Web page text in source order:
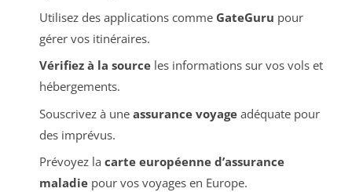
Utilisez des applications comme GateGuru pour
gérer vos itinéraires.
Vérifiez à la sourceles informations sur vos vols et
hébergements.
Souscrivez à une assurance voyageadéquate pour
des imprévus.
Prévoyez la carte européenne d’assurance
maladiepour vos voyages en Europe.